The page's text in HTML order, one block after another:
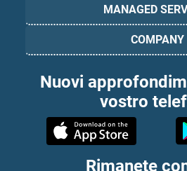
MANAGED
COMPANY
Nuovi
vostro
Rimanete